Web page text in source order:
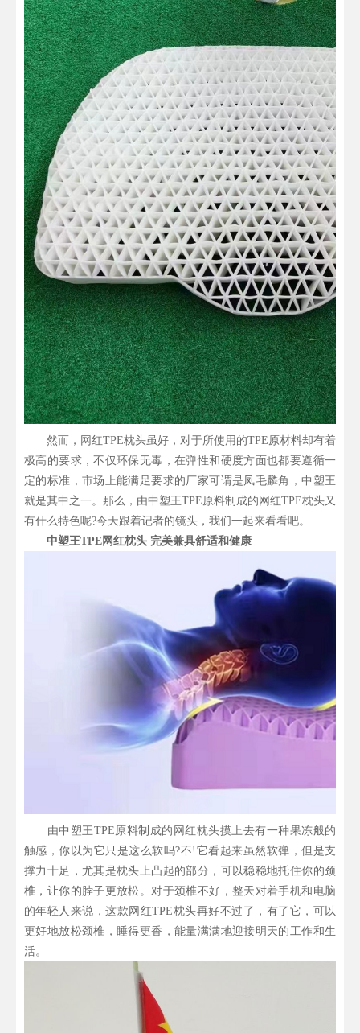
然而，网红TPE枕头虽好，对于所使用的TPE原材料却有着
极高的要求，不仅环保无毒，在弹性和硬度方面也都要遵循一
定的标准，市场上能满足要求的厂家可谓是凤毛麟角，中塑王
就是其中之一。那么，由中塑王TPE原料制成的网红TPE枕头又
有什么特色呢?今天跟着记者的镜头，我们一起来看看吧。
中塑王TPE网红枕头 完美兼具舒适和健康
由中塑王TPE原料制成的网红枕头摸上去有一种果冻般的
触感，你以为它只是这么软吗?不!它看起来虽然软弹，但是支
撑力十足，尤其是枕头上凸起的部分，可以稳稳地托住你的颈
椎，让你的脖子更放松。对于颈椎不好，整天对着手机和电脑
的年轻人来说，这款网红TPE枕头再好不过了，有了它，可以
更好地放松颈椎，睡得更香，能量满满地迎接明天的工作和生
活。